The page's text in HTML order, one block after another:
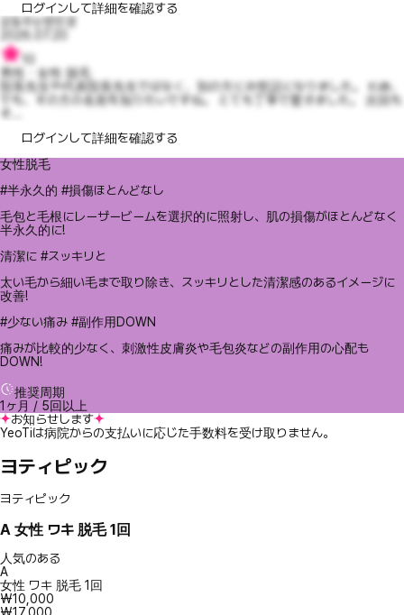
ログインして詳細を確認する
감동주는방민경
2026.07.20
男性・女性 脱毛
院長先生や代表院長先生ではなく、別の方にお世話になりました。 わあ、
でも、その方の名前を知りたいですね。 とても丁寧で驚きました。 次回も
そ...
ログインして詳細を確認する
女性脱毛
#半永久的 #損傷ほとんどなし
毛包と毛根にレーザービームを選択的に照射し、肌の損傷がほとんどなく
半永久的に!
清潔に #スッキリと
太い毛から細い毛まで取り除き、スッキリとした清潔感のあるイメージに
改善!
#少ない痛み #副作用DOWN
痛みが比較的少なく、刺激性皮膚炎や毛包炎などの副作用の心配も
DOWN!
推奨周期
1ヶ月 / 5回以上
お知らせします
YeoTiは病院からの支払いに応じた手数料を受け取りません。
ヨティピック
ヨティピック
A 女性 ワキ 脱毛 1回
人気のある
A
女性 ワキ 脱毛 1回
₩10,000